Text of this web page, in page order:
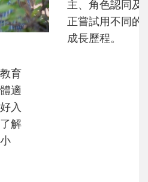
個男人│讀懂父親的
爸！男人總是在一次
中，跟著孩子一起長
體遊戲，到獨立自
題的能力養成。爸爸